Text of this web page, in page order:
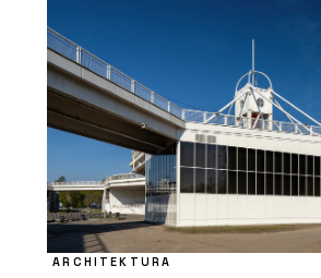
ARCHITEKTURA